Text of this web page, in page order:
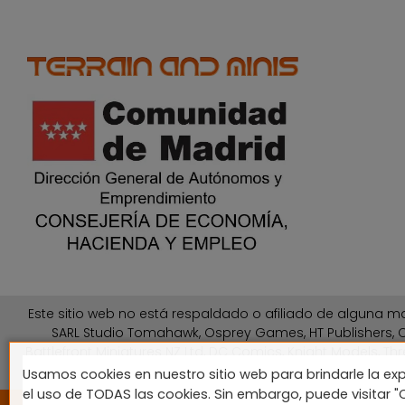
Este sitio web no está respaldado o afiliado de alguna
SARL Studio Tomahawk, Osprey Games, HT
Battlefront Miniatures NZ Ltd, DC Comics, Knight Models,
Usamos cookies en nuestro sitio web para brindarle la
el uso de TODAS las cookies. Sin embargo, puede